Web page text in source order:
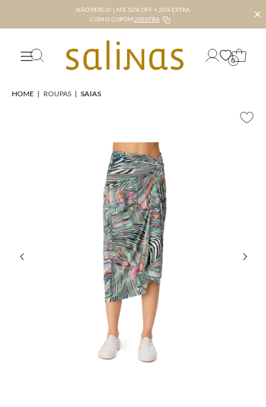
NÃO PERCA! | ATÉ 50% OFF + 20% EXTRA
COM O CUPOM 20EXTRA ✕
0
HOME | ROUPAS | SAIAS